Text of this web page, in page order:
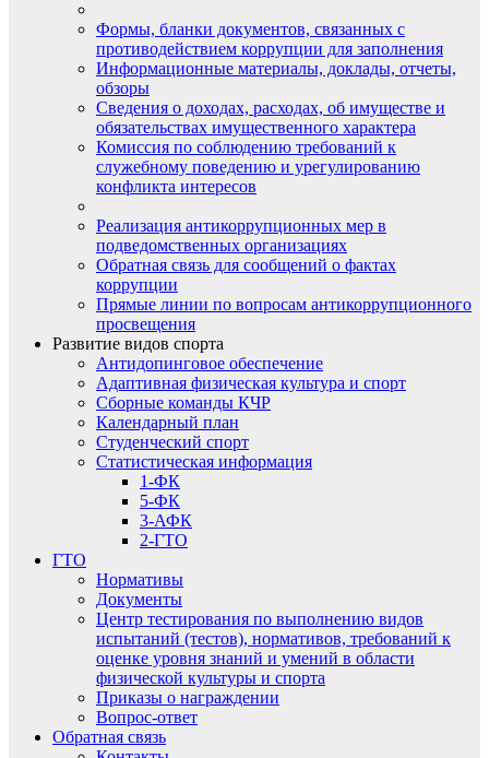
Формы, бланки документов, связанных с
противодействием коррупции для заполнения
Информационные материалы, доклады, отчеты,
обзоры
Сведения о доходах, расходах, об имуществе и
обязательствах имущественного характера
Комиссия по соблюдению требований к
служебному поведению и урегулированию
конфликта интересов
Реализация антикоррупционных мер в
подведомственных организациях
Обратная связь для сообщений о фактах
коррупции
Прямые линии по вопросам антикоррупционного
просвещения
Развитие видов спорта
Антидопинговое обеспечение
Адаптивная физическая культура и спорт
Сборные команды КЧР
Календарный план
Студенческий спорт
Статистическая информация
1-ФК
5-ФК
3-АФК
2-ГТО
ГТО
Нормативы
Документы
Центр тестирования по выполнению видов
испытаний (тестов), нормативов, требований к
оценке уровня знаний и умений в области
физической культуры и спорта
Приказы о награждении
Вопрос-ответ
Обратная связь